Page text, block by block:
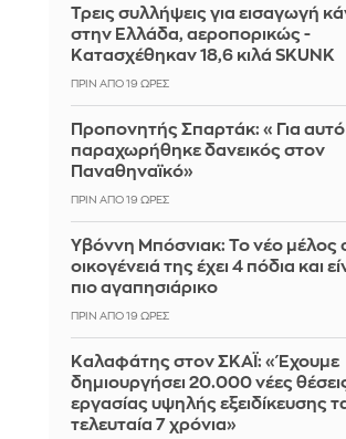
Τρεις συλλήψεις για εισαγωγή
στην Ελλάδα, αεροπορικώς -
Κατασχέθηκαν 18,6 κιλά SKUNK
ΠΡΙΝ ΑΠΌ 19 ΏΡΕΣ
Προπονητής Σπαρτάκ: «Για αυτό
παραχωρήθηκε δανεικός στον
Παναθηναϊκό»
ΠΡΙΝ ΑΠΌ 19 ΏΡΕΣ
Υβόννη Μπόσνιακ: Το νέο μέλος
οικογένειά της έχει 4 πόδια και
πιο αγαπησιάρικο
ΠΡΙΝ ΑΠΌ 19 ΏΡΕΣ
Καλαφάτης στον ΣΚΑΪ: «Έχουμε
δημιουργήσει 20.000 νέες
εργασίας υψηλής εξειδίκευσης
τελευταία 7 χρόνια»